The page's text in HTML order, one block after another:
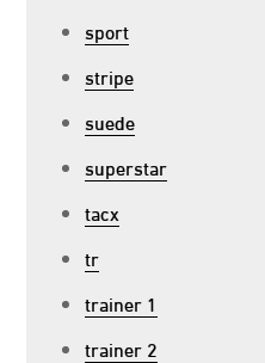
sport
stripe
suede
superstar
tacx
tr
trainer 1
trainer 2